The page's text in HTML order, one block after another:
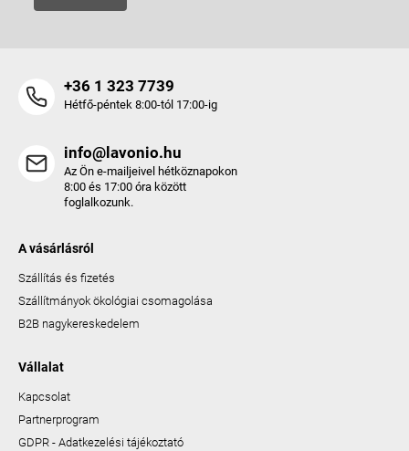
+36 1 323 7739
Hétfő-péntek 8:00-tól 17:00-ig
info@lavonio.hu
Az Ön e-mailjeivel hétköznapokon
8:00 és 17:00 óra között
foglalkozunk.
A vásárlásról
Szállítás és fizetés
Szállítmányok ökológiai csomagolása
B2B nagykereskedelem
Vállalat
Kapcsolat
Partnerprogram
GDPR - Adatkezelési tájékoztató